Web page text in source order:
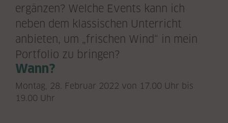
ergänzen? Welche Events kann ich
neben dem klassischen Unterricht
anbieten, um „frischen Wind“ in mein
Portfolio zu bringen?
Wann?
Montag, 28. Februar 2022 von 17.00 Uhr bis
19.00 Uhr